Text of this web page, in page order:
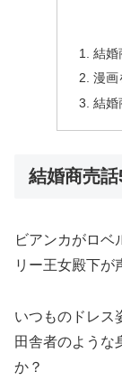
結婚
漫画
結婚
結婚商売話
ビアンカがロベ
リー王女殿下が
いつものドレス
田舎者のような
か？